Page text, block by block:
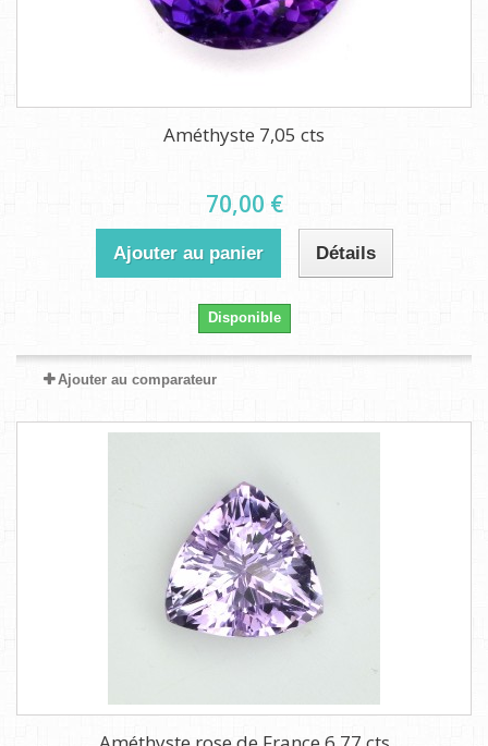
Améthyste 7,05 cts
70,00 €
Ajouter au panier Détails
Disponible
Ajouter au comparateur